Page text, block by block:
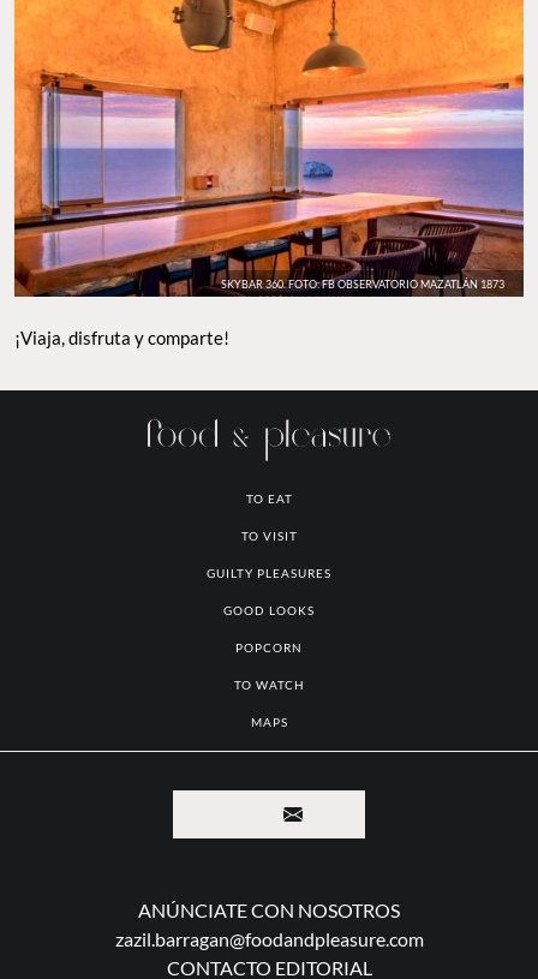
SKYBAR 360. FOTO: FB OBSERVATORIO MAZATLÁN 1873
TO EAT
TO VISIT
GUILTY PLEASURES
TO WATCH